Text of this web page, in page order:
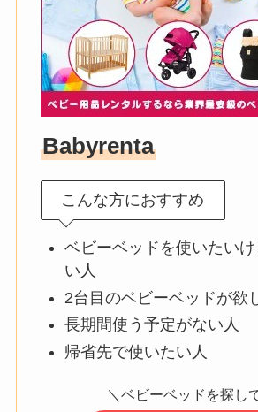
Babyrenta
こんな方におすすめ
ベビーベッドを使いたい
い人
2台目のベビーベッドが欲
長期間使う予定がない人
帰省先で使いたい人
＼ベビーベッドを探し